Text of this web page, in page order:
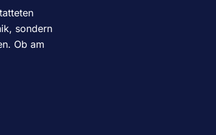
sondern
Ob am